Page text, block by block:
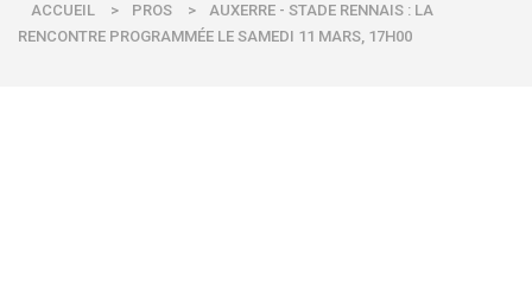
ACCUEIL > PROS >
AUXERRE - STADE RENNAIS : LA
RENCONTRE PROGRAMMÉE LE SAMEDI 11 MARS, 17H00